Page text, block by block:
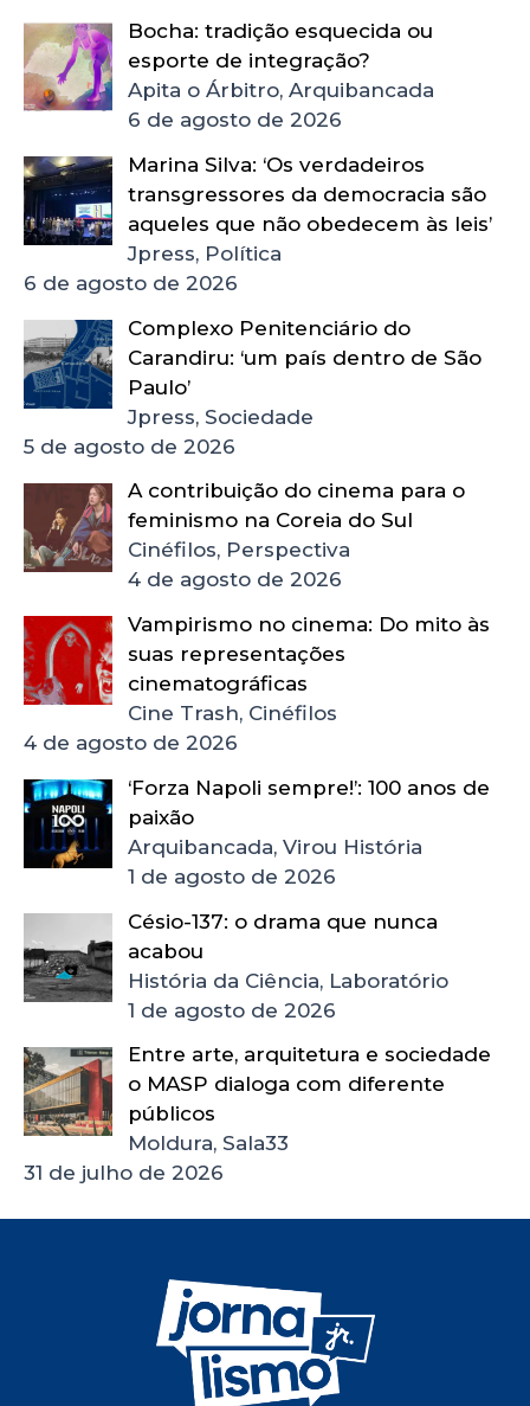
Bocha: tradição esquecida ou
esporte de integração?
Apita o Árbitro, Arquibancada
6 de agosto de 2026
Marina Silva: ‘Os verdadeiros
transgressores da democracia são
aqueles que não obedecem às leis’
Jpress, Política
6 de agosto de 2026
Complexo Penitenciário do
Carandiru: ‘um país dentro de São
Paulo’
Jpress, Sociedade
5 de agosto de 2026
A contribuição do cinema para o
feminismo na Coreia do Sul
Cinéfilos, Perspectiva
4 de agosto de 2026
Vampirismo no cinema: Do mito às
suas representações
cinematográficas
Cine Trash, Cinéfilos
4 de agosto de 2026
‘Forza Napoli sempre!’: 100 anos de
paixão
Arquibancada, Virou História
1 de agosto de 2026
Césio-137: o drama que nunca
acabou
História da Ciência, Laboratório
1 de agosto de 2026
Entre arte, arquitetura e sociedade
o MASP dialoga com diferente
públicos
Moldura, Sala33
31 de julho de 2026